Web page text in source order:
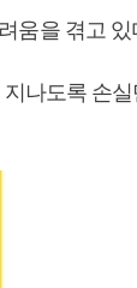
움을 겪고 있
나도록 손